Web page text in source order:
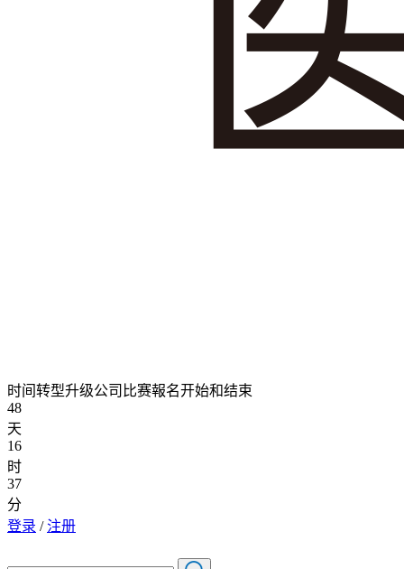
时间转型升级公司比赛報名开始和结束
48
天
16
时
37
分
登录 /注册